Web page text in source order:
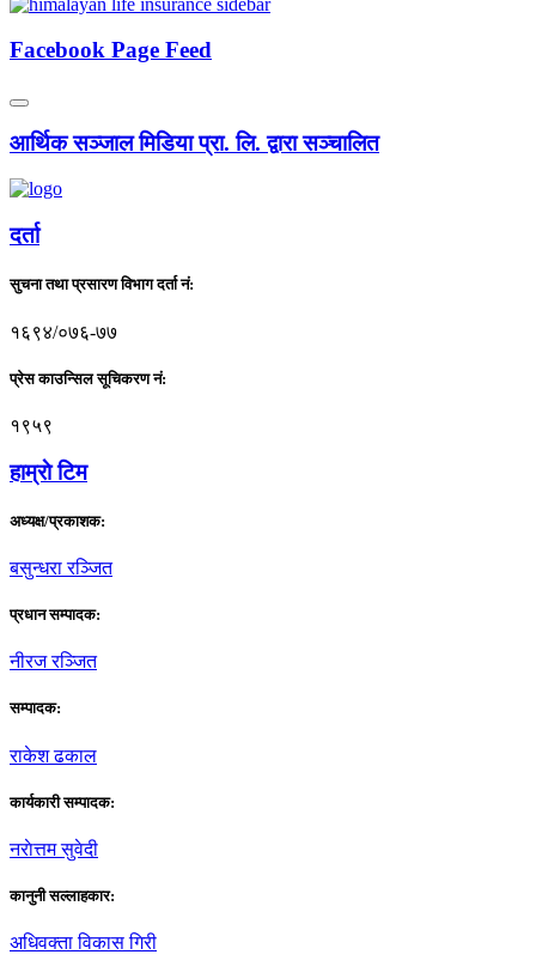
Facebook Page Feed
आर्थिक सञ्जाल मिडिया प्रा. लि. द्वारा सञ्चालित
दर्ता
सुचना तथा प्रसारण विभाग दर्ता नं:
१६९४/०७६-७७
प्रेस काउन्सिल सूचिकरण नं:
१९५९
हाम्राे टिम
अध्यक्ष/प्रकाशक:
बसुन्धरा रञ्जित
प्रधान सम्पादक:
नीरज रञ्जित
सम्पादक:
राकेश ढकाल
कार्यकारी सम्पादक:
नराेत्तम सुवेदी
कानुनी सल्लाहकार:
अधिवक्ता विकास गिरी